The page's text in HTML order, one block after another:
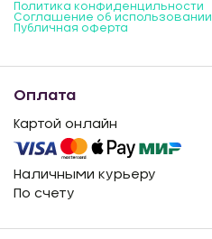
Политика конфиденцильности
Соглашение об
Публичная оферта
Оплата
Картой онлайн
Наличными курьеру
По счету